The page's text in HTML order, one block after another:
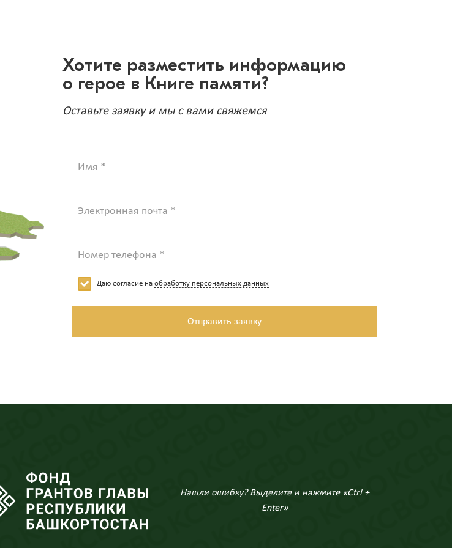
Хотите разместить информацию
о герое в Книге памяти?
Оставьте заявку и мы с вами свяжемся
Имя *
Электронная почта *
Номер телефона *
Даю согласие на обработку персональных данных
Отправить заявку
Нашли ошибку? Выделите и нажмите «Ctrl +
Enter»